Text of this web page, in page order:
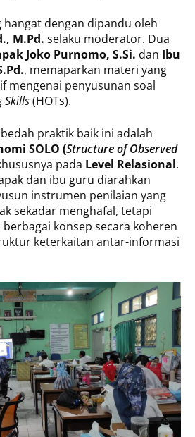
hangat dengan dipandu oleh
M.Pd. selaku moderator. Dua
Joko Purnomo, S.Si. dan Ibu
, memaparkan materi yang
mengenai penyusunan soal
Skills(HOTs).
praktik baik ini adalah
SOLO (Structure of Observed
pada Level Relasional.
dan ibu guru diarahkan
instrumen penilaian yang
sekadar menghafal, tetapi
konsep secara koheren
keterkaitan antar-informasi